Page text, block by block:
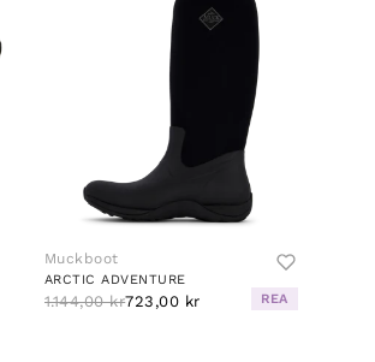
Muckboot
ARCTIC ADVENTURE
1.144,00 kr723,00 kr REA